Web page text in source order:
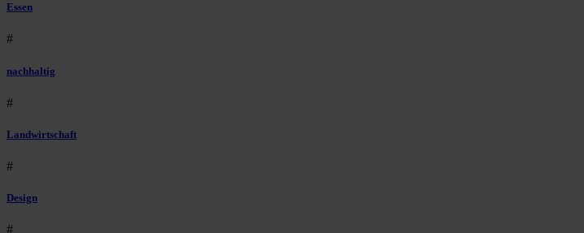
Essen
#
nachhaltig
#
Landwirtschaft
#
Design
#